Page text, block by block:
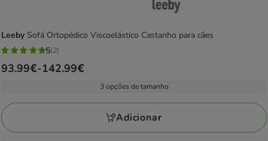
Leeby Sofá Ortopédico Viscoelástico Castanho para cães
5
estrelas
avaliações
5(2)
Preço
a
142.99€
93.99€-142.99€
3 opções de tamanho
Adicionar